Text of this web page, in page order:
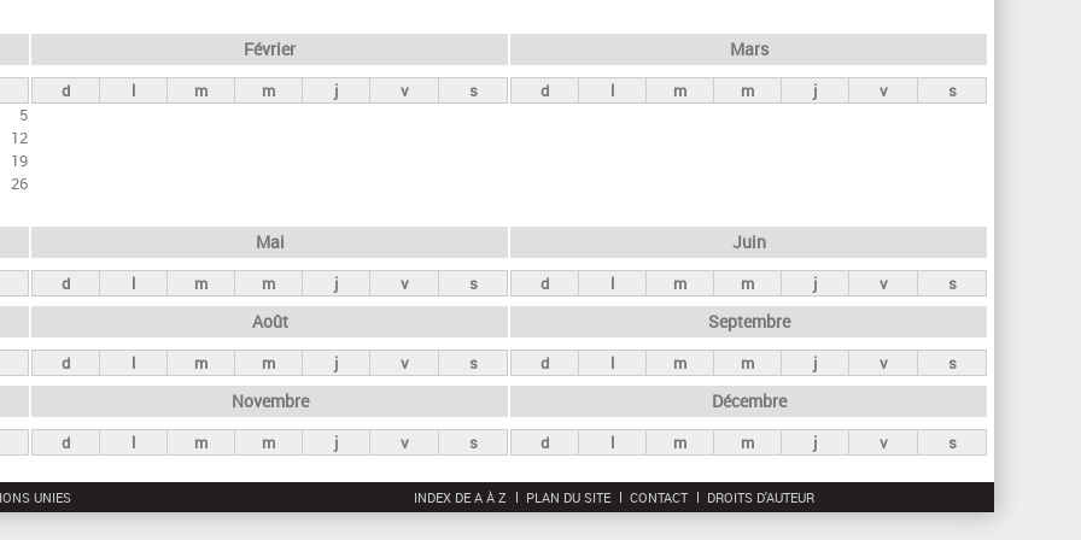
r
c
5
12
19
26
Février
d l m m j v s
Mars
d l m m j v s
Mai
d l m m j v s
Juin
d l m m j v s
Août
d l m m j v s
Septembre
d l m m j v s
Novembre
d l m m j v s
Décembre
d l m m j v s
UNIES INDEX DE A À Z PLAN DU SITE CONTACT DROITS D'AUTEUR